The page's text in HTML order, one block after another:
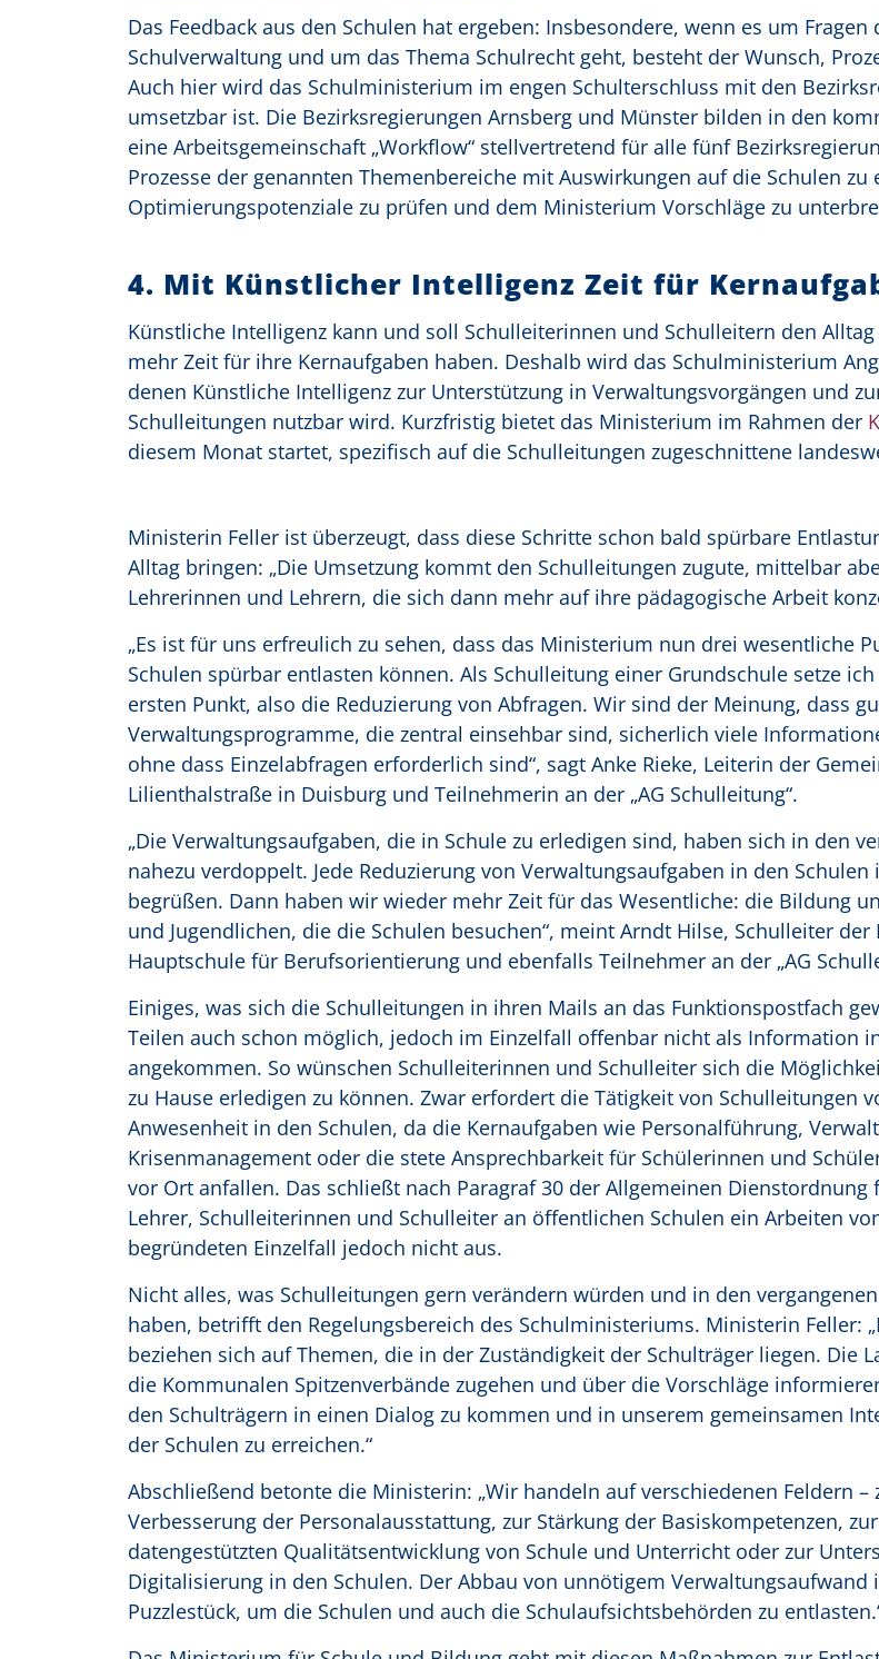
Das Feedback aus den Schulen hat ergeben: Insbesondere, wenn es um Fragen
Schulverwaltung und um das Thema Schulrecht geht, besteht der Wunsch,
Auch hier wird das Schulministerium im engen Schulterschluss mit den
umsetzbar ist. Die Bezirksregierungen Arnsberg und Münster bilden in den
eine Arbeitsgemeinschaft „Workflow“ stellvertretend für alle fünf
Prozesse der genannten Themenbereiche mit Auswirkungen auf die Schulen zu
Optimierungspotenziale zu prüfen und dem Ministerium Vorschläge zu
4. Mit Künstlicher Intelligenz Zeit für
Künstliche Intelligenz kann und soll Schulleiterinnen und Schulleitern den
mehr Zeit für ihre Kernaufgaben haben. Deshalb wird das Schulministerium
denen Künstliche Intelligenz zur Unterstützung in Verwaltungsvorgängen und
Schulleitungen nutzbar wird. Kurzfristig bietet das Ministerium im Rahmen der
diesem Monat startet, spezifisch auf die Schulleitungen zugeschnittene
Ministerin Feller ist überzeugt, dass diese Schritte schon bald spürbare
Alltag bringen: „Die Umsetzung kommt den Schulleitungen zugute, mittelbar
Lehrerinnen und Lehrern, die sich dann mehr auf ihre pädagogische Arbeit
„Es ist für uns erfreulich zu sehen, dass das Ministerium nun drei wesentliche
Schulen spürbar entlasten können. Als Schulleitung einer Grundschule setze
ersten Punkt, also die Reduzierung von Abfragen. Wir sind der Meinung, dass
Verwaltungsprogramme, die zentral einsehbar sind, sicherlich viele
ohne dass Einzelabfragen erforderlich sind“, sagt Anke Rieke, Leiterin der
Lilienthalstraße in Duisburg und Teilnehmerin an der „AG Schulleitung“.
„Die Verwaltungsaufgaben, die in Schule zu erledigen sind, haben sich in den
nahezu verdoppelt. Jede Reduzierung von Verwaltungsaufgaben in den Schulen
begrüßen. Dann haben wir wieder mehr Zeit für das Wesentliche: die Bildung
und Jugendlichen, die die Schulen besuchen“, meint Arndt Hilse, Schulleiter der
Hauptschule für Berufsorientierung und ebenfalls Teilnehmer an der „AG
Einiges, was sich die Schulleitungen in ihren Mails an das Funktionspostfach
Teilen auch schon möglich, jedoch im Einzelfall offenbar nicht als Information
angekommen. So wünschen Schulleiterinnen und Schulleiter sich die
zu Hause erledigen zu können. Zwar erfordert die Tätigkeit von Schulleitungen
Anwesenheit in den Schulen, da die Kernaufgaben wie Personalführung,
Krisenmanagement oder die stete Ansprechbarkeit für Schülerinnen und
vor Ort anfallen. Das schließt nach Paragraf 30 der Allgemeinen Dienstordnung
Lehrer, Schulleiterinnen und Schulleiter an öffentlichen Schulen ein Arbeiten
begründeten Einzelfall jedoch nicht aus.
Nicht alles, was Schulleitungen gern verändern würden und in den
haben, betrifft den Regelungsbereich des Schulministeriums. Ministerin Feller:
beziehen sich auf Themen, die in der Zuständigkeit der Schulträger liegen. Die
die Kommunalen Spitzenverbände zugehen und über die Vorschläge
den Schulträgern in einen Dialog zu kommen und in unserem gemeinsamen
der Schulen zu erreichen.“
Abschließend betonte die Ministerin: „Wir handeln auf verschiedenen Feldern –
Verbesserung der Personalausstattung, zur Stärkung der Basiskompetenzen,
datengestützten Qualitätsentwicklung von Schule und Unterricht oder zur
Digitalisierung in den Schulen. Der Abbau von unnötigem Verwaltungsaufwand
Puzzlestück, um die Schulen und auch die Schulaufsichtsbehörden zu